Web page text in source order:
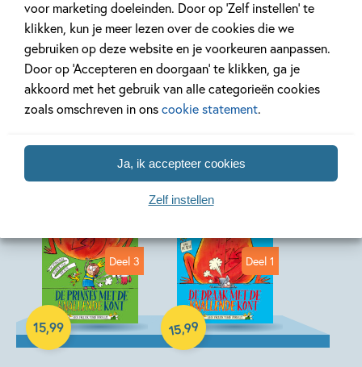
voor marketing doeleinden. Door op ‘Zelf instellen’ te
klikken, kun je meer lezen over de cookies die we
gebruiken op deze website en je voorkeuren aanpassen.
Door op ‘Accepteren en doorgaan’ te klikken, ga je
akkoord met het gebruik van alle categorieën cookies
zoals omschreven in onscookie statement.
Ja, ik accepteer cookies
Zelf instellen
Andere boeken uit de serie
'Knallende kont'
Deel 3
15,99
Hardcover
Deel 1
15,99
Hardcover